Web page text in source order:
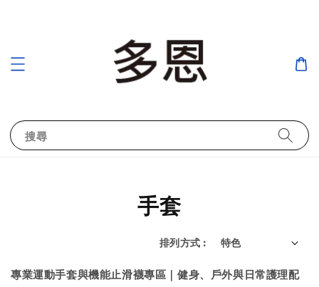
搜尋
手套
排列方式 :
專業運動手套與機能止滑襪專區｜健身、戶外與日常護理配